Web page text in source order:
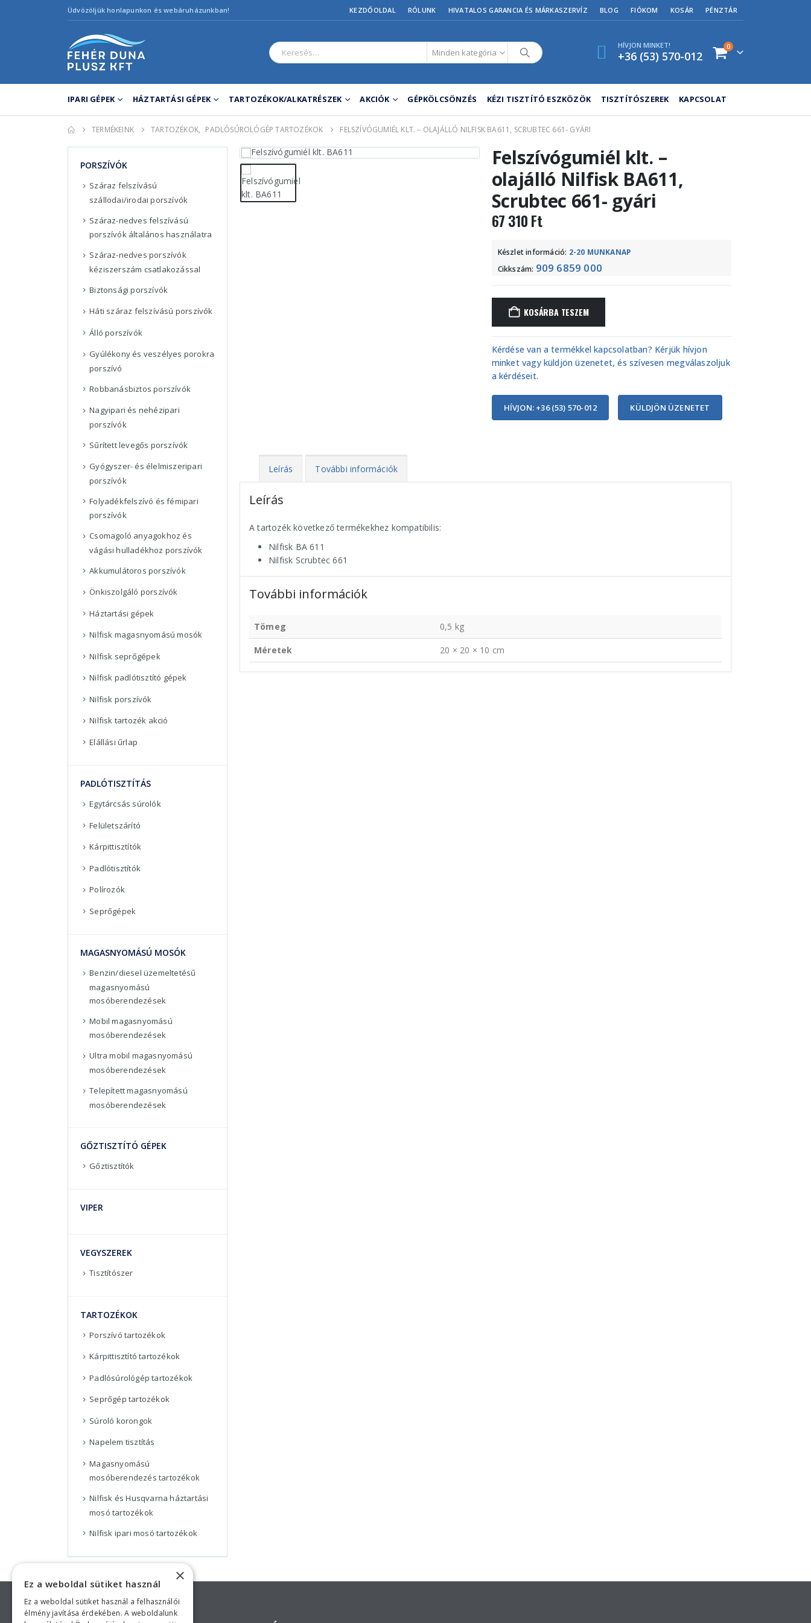
Üdvözöljük honlapunkon és webáruházunkban! KEZDŐOLDAL RÓLUNK HIVATALOS GARANCIA ÉS MÁRKASZERVÍZ BLOG FIÓKOM KOSÁR PÉNZTÁR
Minden kategória
HÍVJON MINKET!
+36 (53) 570-012
0
IPARI GÉPEK HÁZTARTÁSI GÉPEK TARTOZÉKOK/ALKATRÉSZEK AKCIÓK GÉPKÖLCSÖNZÉS KÉZI TISZTÍTÓ ESZKÖZÖK TISZTÍTÓSZEREK KAPCSOLAT
TERMÉKEINK TARTOZÉKOK, PADLÓSÚROLÓGÉP TARTOZÉKOK FELSZÍVÓGUMIÉL KLT. – OLAJÁLLÓ NILFISK BA611, SCRUBTEC 661- GYÁRI
Felszívógumiél klt. –
olajálló Nilfisk BA611,
Scrubtec 661- gyári
67 310Ft
Készlet információ: 2-20 MUNKANAP
Cikkszám: 909 6859 000
KOSÁRBA TESZEM
Kérdése van a termékkel kapcsolatban? Kérjük hívjon
minket vagy küldjön üzenetet, és szívesen megválaszoljuk
a kérdéseit.
HÍVJON: +36 (53) 570-012 KÜLDJÖN ÜZENETET
Leírás További információk
Leírás
A tartozék következő termékekhez kompatibilis:
Nilfisk BA 611
Nilfisk Scrubtec 661
További információk
Tömeg 0,5 kg
Méretek 20 × 20 × 10 cm
PORSZÍVÓK
Száraz felszívású
szállodai/irodai porszívók
Száraz-nedves felszívású
porszívók általános használatra
Száraz-nedves porszívók
kéziszerszám csatlakozással
Biztonsági porszívók
Háti száraz felszívású porszívók
Álló porszívók
Gyúlékony és veszélyes porokra
porszívó
Robbanásbiztos porszívók
Nagyipari és nehézipari
porszívók
Sűrített levegős porszívók
Gyógyszer- és élelmiszeripari
porszívók
Folyadékfelszívó és fémipari
porszívók
Csomagoló anyagokhoz és
vágási hulladékhoz porszívók
Akkumulátoros porszívók
Önkiszolgáló porszívók
Háztartási gépek
Nilfisk magasnyomású mosók
Nilfisk seprőgépek
Nilfisk padlótisztító gépek
Nilfisk porszívók
Nilfisk tartozék akció
Elállási űrlap
PADLÓTISZTÍTÁS
Egytárcsás súrolók
Felületszárító
Kárpittisztítók
Padlótisztítók
Polírozók
Seprőgépek
MAGASNYOMÁSÚ MOSÓK
Benzin/diesel üzemeltetésű
magasnyomású
mosóberendezések
Mobil magasnyomású
mosóberendezések
Ultra mobil magasnyomású
mosóberendezések
Telepített magasnyomású
mosóberendezések
GŐZTISZTÍTÓ GÉPEK
Gőztisztítók
VIPER
VEGYSZEREK
Tisztítószer
TARTOZÉKOK
Porszívó tartozékok
Kárpittisztító tartozékok
Padlósúrológép tartozékok
Seprőgép tartozékok
Súroló korongok
Napelem tisztítás
Magasnyomású
mosóberendezés tartozékok
Nilfisk és Husqvarna háztartási
mosó tartozékok
Nilfisk ipari mosó tartozékok
Keressen minket! ×
Ez a weboldal sütiket használ
Ez a weboldal sütiket használ a felhasználói
élmény javítása érdekében. A weboldalunk